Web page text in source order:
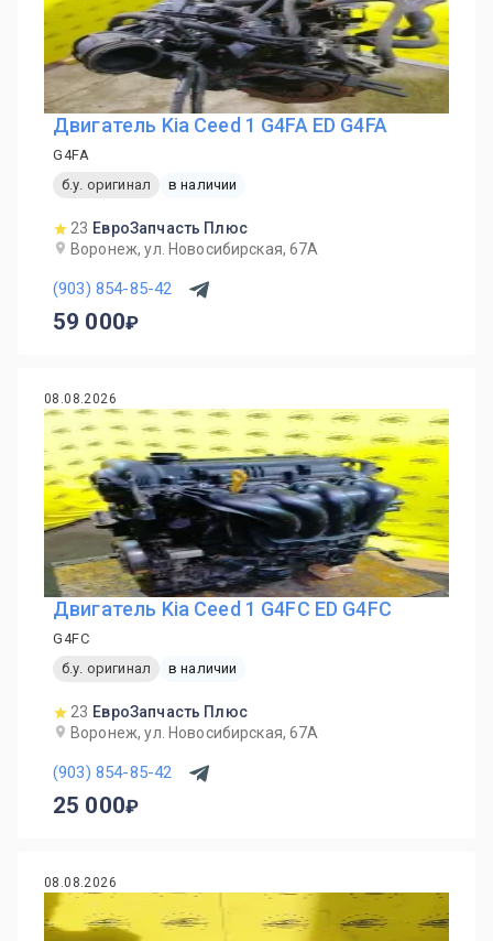
Двигатель Kia Ceed 1 G4FA ED G4FA
G4FA
б.у. оригинал
в наличии
23 ЕвроЗапчасть Плюс
Воронеж, ул. Новосибирская, 67А
(903) 854-85-42
59 000
08.08.2026
Двигатель Kia Ceed 1 G4FC ED G4FC
G4FC
б.у. оригинал
в наличии
23 ЕвроЗапчасть Плюс
Воронеж, ул. Новосибирская, 67А
(903) 854-85-42
25 000
08.08.2026